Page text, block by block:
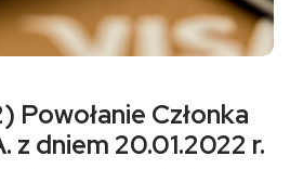
Członka
z dniem 20.01.2022 r.